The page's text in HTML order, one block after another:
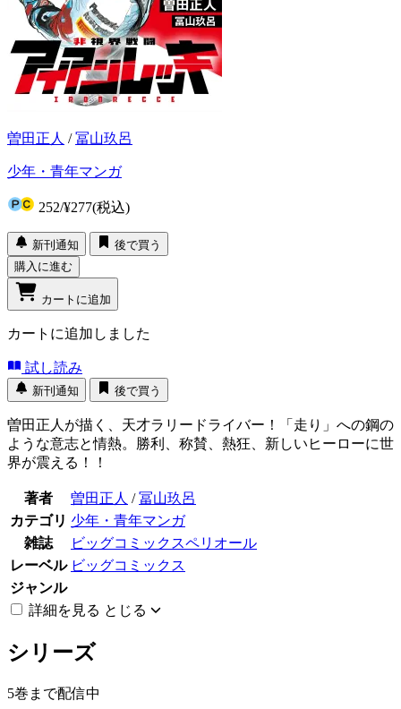
曽田正人 /冨山玖呂
少年・青年マンガ
252/¥277(税込)
新刊通知
後で買う
購入に進む
カートに追加
カートに追加しました
試し読み
新刊通知 後で買う
曽田正人が描く、天才ラリードライバー！「走り」への鋼の
ような意志と情熱。勝利、称賛、熱狂、新しいヒーローに世
界が震える！！
著者 曽田正人 /冨山玖呂
カテゴリ 少年・青年マンガ
雑誌
ビッグコミックスペリオール
レーベル ビッグコミックス
ジャンル
詳細を見る とじる
シリーズ
5巻まで配信中